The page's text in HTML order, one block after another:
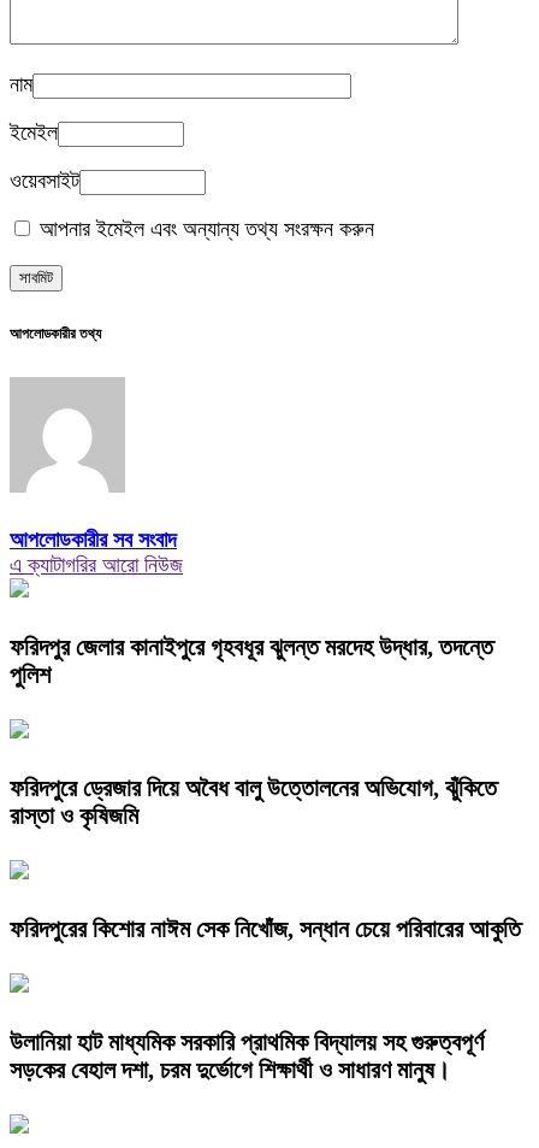
নাম
ইমেইল
ওয়েবসাইট
আপনার ইমেইল এবং অন্যান্য তথ্য সংরক্ষন করুন
আপলোডকারীর তথ্য
আপলোডকারীর সব সংবাদ
এ ক্যাটাগরির আরো নিউজ
ফরিদপুর জেলার কানাইপুরে গৃহবধূর ঝুলন্ত মরদেহ উদ্ধার, তদন্তে
পুলিশ
ফরিদপুরে ড্রেজার দিয়ে অবৈধ বালু উত্তোলনের অভিযোগ, ঝুঁকিতে
রাস্তা ও কৃষিজমি
ফরিদপুরের কিশোর নাঈম সেক নিখোঁজ, সন্ধান চেয়ে পরিবারের আকুতি
উলানিয়া হাট মাধ্যমিক সরকারি প্রাথমিক বিদ্যালয় সহ গুরুত্বপূর্ণ
সড়কের বেহাল দশা, চরম দুর্ভোগে শিক্ষার্থী ও সাধারণ মানুষ।